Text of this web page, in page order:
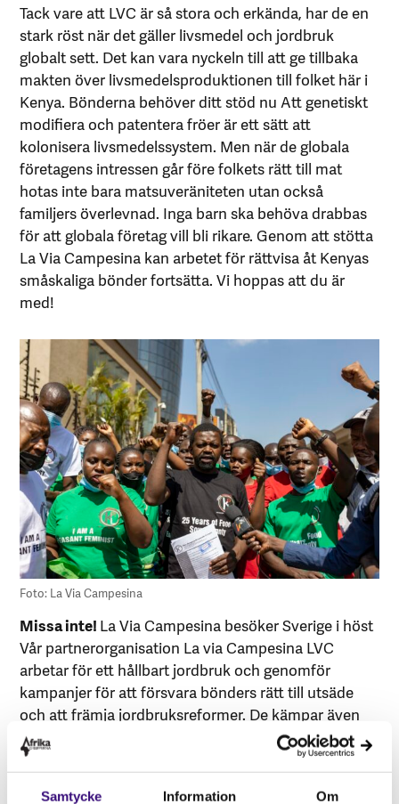
Samtycke Information Om
Tack vare att LVC är så stora och erkända, har de en
stark röst när det gäller livsmedel och jordbruk
globalt sett. Det kan vara nyckeln till att ge tillbaka
makten över livsmedelsproduktionen till folket här i
Kenya. Bönderna behöver ditt stöd nu Att genetiskt
modifiera och patentera fröer är ett sätt att
kolonisera livsmedelssystem. Men när de globala
företagens intressen går före folkets rätt till mat
hotas inte bara matsuveräniteten utan också
familjers överlevnad. Inga barn ska behöva drabbas
för att globala företag vill bli rikare. Genom att stötta
La Via Campesina kan arbetet för rättvisa åt Kenyas
småskaliga bönder fortsätta. Vi hoppas att du är
med!
Foto: La Via Campesina
Missa inte! La Via Campesina besöker Sverige i höst
Vår partnerorganisation La via Campesina LVC
arbetar för ett hållbart jordbruk och genomför
kampanjer för att försvara bönders rätt till utsäde
och att främja jordbruksreformer. De kämpar även
för att erkänna böndernas rättigheter och för ett
hållbart jordbrukssystem. I höst kommer de på